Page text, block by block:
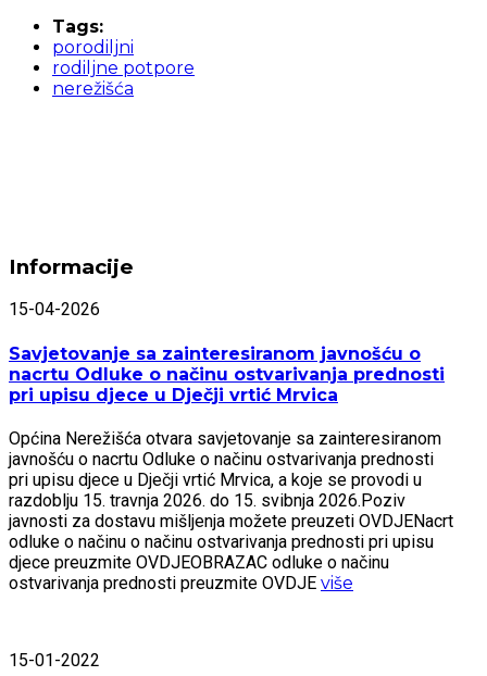
Tags:
porodiljni
rodiljne potpore
nerežišća
Informacije
15-04-2026
Savjetovanje sa zainteresiranom javnošću o
nacrtu Odluke o načinu ostvarivanja prednosti
pri upisu djece u Dječji vrtić Mrvica
Općina Nerežišća otvara savjetovanje sa zainteresiranom
javnošću o nacrtu Odluke o načinu ostvarivanja prednosti
pri upisu djece u Dječji vrtić Mrvica, a koje se provodi u
razdoblju 15. travnja 2026. do 15. svibnja 2026.Poziv
javnosti za dostavu mišljenja možete preuzeti OVDJENacrt
odluke o načinu o načinu ostvarivanja prednosti pri upisu
djece preuzmite OVDJEOBRAZAC odluke o načinu
ostvarivanja prednosti preuzmite OVDJE više
15-01-2022